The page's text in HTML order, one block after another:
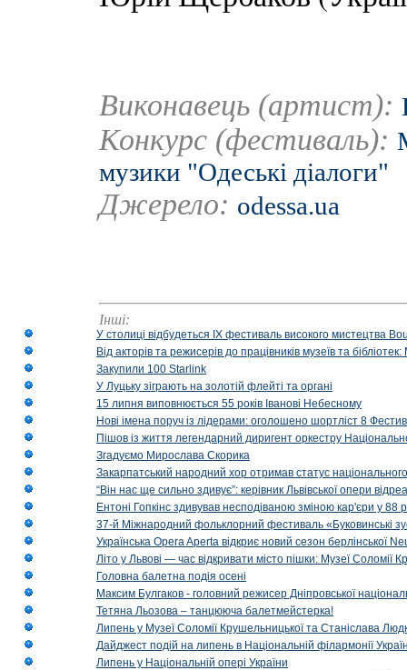
Виконавець (артист):
Конкурс (фестиваль):
музики "Одеські діалоги"
Джерело: odessa.ua
Інші:
У столиці відбудеться IX фестиваль високого мистецтва
Від акторів та режисерів до працівників музеїв та
Закупили 100 Starlink
У Луцьку зіграють на золотій флейті та органі
15 липня виповнюється 55 років Іванові Небесному
Нові імена поруч із лідерами: оголошено шортліст 8
Пішов із життя легендарний диригент оркестру
Згадуємо Мирослава Скорика
Закарпатський народний хор отримав статус національного
“Він нас ще сильно здивує”: керівник Львівської опери
Ентоні Гопкінс здивував несподіваною зміною кар'єри у 88
37-й Міжнародний фольклорний фестиваль «Буковинські
Українська Opera Aperta відкриє новий сезон берлінської
Літо у Львові — час відкривати місто пішки: Музеї Соломії
Головна балетна подія осені
Максим Булгаков - головний режисер Дніпровської
Тетяна Льозова – танцююча балетмейстерка!
Липень у Музеї Соломії Крушельницької та Станіслава
Дайджест подій на липень в Національній філармонії
Липень у Національній опері України